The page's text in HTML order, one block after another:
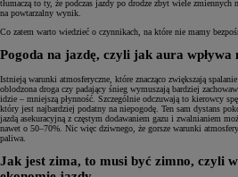
tłumaczą to ty, że podczas jazdy po drodze zbyt wiele
na powtarzalny wynik.
Co zatem warto wiedzieć o czynnikach, na które nie mamy
Pogoda na jazdę, czyli jak aura wpływa
Istnieją warunki atmosferyczne, które znacząco zwiększają
oblodzona droga czy padający śnieg wymuszają bardziej
idzie – mniejszą płynność. Szczególnie odczuwają to kierowcy
który jest najbardziej podatny na niepogodę. Ten sam dystans
jazdą asekuracyjną z częstym dodawaniem gazu i zwalnianiem
nawet o 50–70%. Nic więc dziwnego, że gorsze warunki
paliwa.
Jak jest zima, to musi być zimno, czyli